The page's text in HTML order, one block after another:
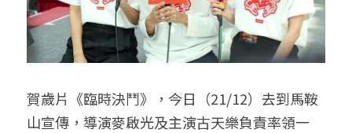
賀歲片《臨時決鬥》，今日（21/12）去到馬鞍
山宣傳，導演麥啟光及主演古天樂負責率領一